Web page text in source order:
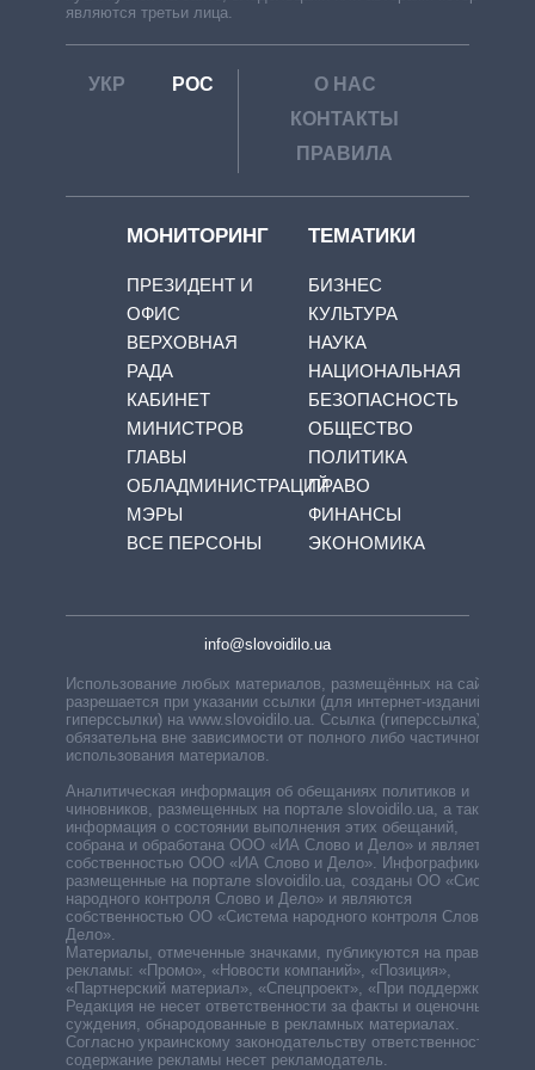
являются третьи лица.
УКР РОС
О НАС
КОНТАКТЫ
ПРАВИЛА
МОНИТОРИНГ
ПРЕЗИДЕНТ И
ОФИС
ВЕРХОВНАЯ
РАДА
КАБИНЕТ
МИНИСТРОВ
ГЛАВЫ
ОБЛАДМИНИСТРАЦИЙ
МЭРЫ
ВСЕ ПЕРСОНЫ
ТЕМАТИКИ
БИЗНЕС
КУЛЬТУРА
НАУКА
НАЦИОНАЛЬНАЯ
БЕЗОПАСНОСТЬ
ОБЩЕСТВО
ПОЛИТИКА
ПРАВО
ФИНАНСЫ
ЭКОНОМИКА
info@slovoidilo.ua
Использование любых материалов, размещённых на сайте,
разрешается при указании ссылки (для интернет-изданий —
гиперссылки) на www.slovoidilo.ua. Ссылка (гиперссылка)
обязательна вне зависимости от полного либо частичного
использования материалов.
Аналитическая информация об обещаниях политиков и
чиновников, размещенных на портале slovoidilo.ua, а также
информация о состоянии выполнения этих обещаний,
собрана и обработана ООО «ИА Слово и Дело» и является
собственностью ООО «ИА Слово и Дело». Инфографики,
размещенные на портале slovoidilo.ua, созданы ОО «Система
народного контроля Слово и Дело» и являются
собственностью ОО «Система народного контроля Слово и
Дело».
Материалы, отмеченные значками, публикуются на правах
рекламы: «Промо», «Новости компаний», «Позиция»,
«Партнерский материал», «Спецпроект», «При поддержке».
Редакция не несет ответственности за факты и оценочные
суждения, обнародованные в рекламных материалах.
Согласно украинскому законодательству ответственность за
содержание рекламы несет рекламодатель.